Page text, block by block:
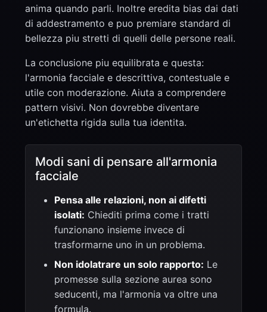
anima quando parli. Inoltre eredita bias dai dati
di addestramento e puo premiare standard di
bellezza piu stretti di quelli delle persone reali.
La conclusione piu equilibrata e questa:
l'armonia facciale e descrittiva, contestuale e
utile con moderazione. Aiuta a comprendere
pattern visivi. Non dovrebbe diventare
un'etichetta rigida sulla tua identita.
Modi sani di pensare all'armonia
facciale
Pensa alle relazioni, non ai difetti
isolati: Chiediti prima come i tratti
funzionano insieme invece di
trasformarne uno in un problema.
Non idolatrare un solo rapporto: Le
promesse sulla sezione aurea sono
seducenti, ma l'armonia va oltre una
formula.